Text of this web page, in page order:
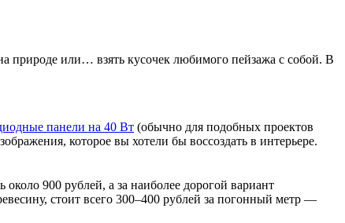
природе или… взять кусочек любимого пейзажа с собой. В
панели на 40 Вт (обычно для подобных проектов
которое вы хотели бы воссоздать в интерьере.
около 900 рублей, а за наиболее дорогой вариант
стоит всего 300–400 рублей за погонный метр —